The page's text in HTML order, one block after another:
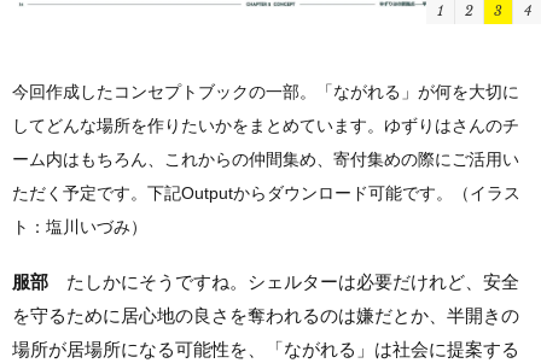
1 2 3 4
今回作成したコンセプトブックの一部。「ながれる」が何を大切に
してどんな場所を作りたいかをまとめています。ゆずりはさんのチ
ーム内はもちろん、これからの仲間集め、寄付集めの際にご活用い
ただく予定です。下記Outputからダウンロード可能です。（イラス
ト：塩川いづみ）
服部 たしかにそうですね。シェルターは必要だけれど、安全
を守るために居心地の良さを奪われるのは嫌だとか、半開きの
場所が居場所になる可能性を、「ながれる」は社会に提案する